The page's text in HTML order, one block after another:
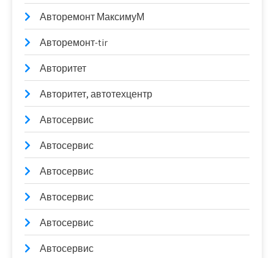
Авторемонт МаксимуМ
Авторемонт-tir
Авторитет
Авторитет, автотехцентр
Автосервис
Автосервис
Автосервис
Автосервис
Автосервис
Автосервис